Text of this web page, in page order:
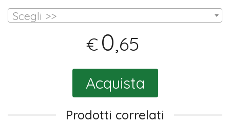
Scegli >>
€ 0,65
Acquista
Prodotti correlati